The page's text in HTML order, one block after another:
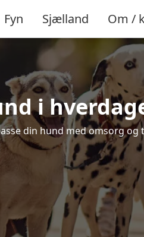
Fyn Sjælland Om /
i
din hund med omsorg og